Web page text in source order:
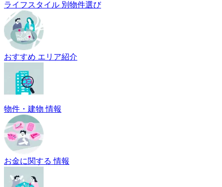
ライフスタイル 別物件選び
おすすめ エリア紹介
物件・建物 情報
お金に関する 情報